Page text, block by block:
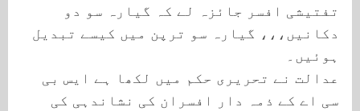
تفتیشی افسر جائزہ لے کہ گیارہ سو دو
دکانیں،،، گیارہ سو ترپن میں کیسے تبدیل
ہوئیں۔
عدالت نے تحریری حکم میں لکھا ہے ایس بی
سی اے کے ذمہ دار افسران کی نشاندہی کی